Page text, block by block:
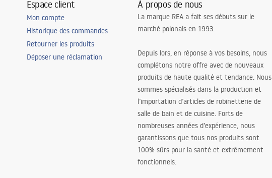
Espace client
Mon compte
Historique des commandes
Retourner les produits
Déposer une réclamation
À propos de nous
La marque REA a fait ses débuts sur le
marché polonais en 1993.
Depuis lors, en réponse à vos besoins, nous
complétons notre offre avec de nouveaux
produits de haute qualité et tendance. Nous
sommes spécialisés dans la production et
l’importation d’articles de robinetterie de
salle de bain et de cuisine. Forts de
nombreuses années d’expérience, nous
garantissons que tous nos produits sont
100% sûrs pour la santé et extrêmement
fonctionnels.